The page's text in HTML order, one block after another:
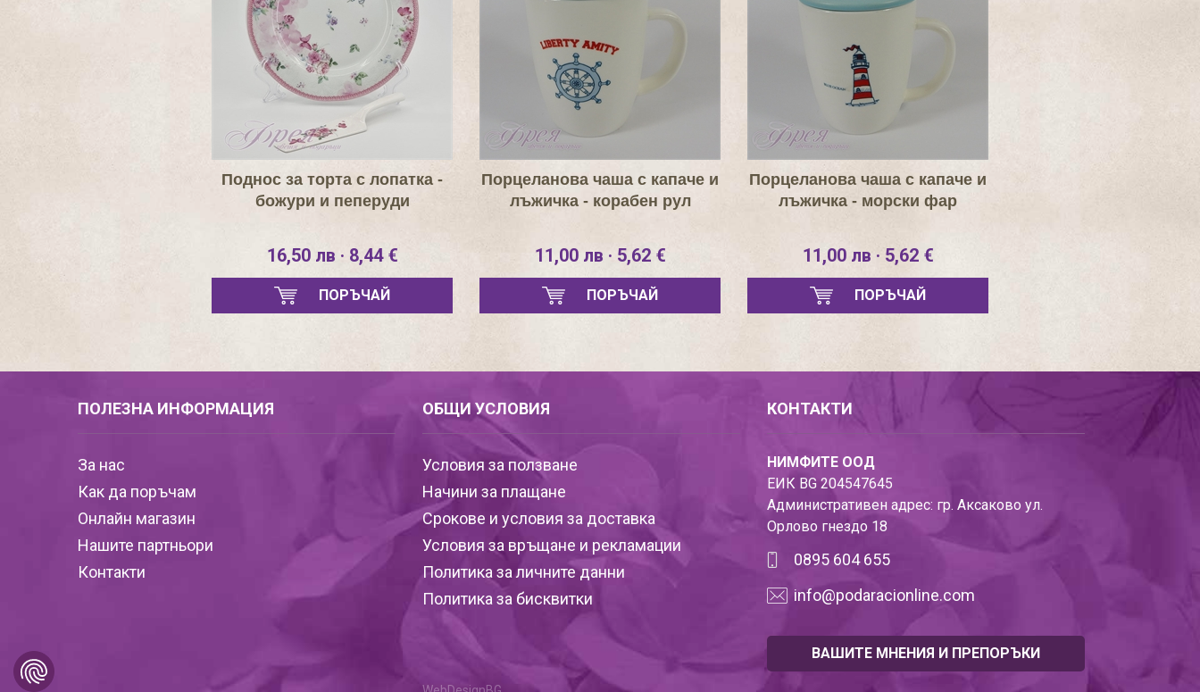
Поднос за торта с лопатка -
божури и пеперуди
16,50 лв · 8,44 €
ПОРЪЧАЙ
Порцеланова чаша с капаче и
лъжичка - корабен рул
11,00 лв · 5,62 €
ПОРЪЧАЙ
Порцеланова чаша с капаче и
лъжичка - морски фар
11,00 лв · 5,62 €
ПОРЪЧАЙ
ПОЛЕЗНА ИНФОРМАЦИЯ
За нас
Как да поръчам
Онлайн магазин
Нашите партньори
Контакти
ОБЩИ УСЛОВИЯ
Условия за ползване
Начини за плащане
Срокове и условия за доставка
Условия за връщане и рекламации
Политика за личните данни
Политика за бисквитки
КОНТАКТИ
НИМФИТЕ ООД
ЕИК BG 204547645
Административен адрес: гр. Аксаково ул.
Орлово гнездо 18
0895 604 655
info@podaracionline.com
ВАШИТЕ МНЕНИЯ И ПРЕПОРЪКИ